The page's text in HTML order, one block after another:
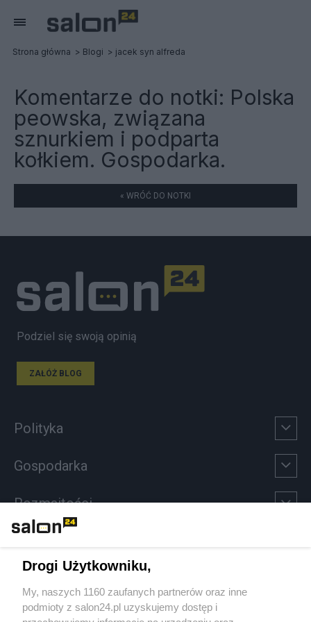
Strona główna Blogi jacek syn alfreda
Komentarze do notki: Polska
peowska, związana
sznurkiem i podparta
kołkiem. Gospodarka.
« WRÓĆ DO NOTKI
Podziel się swoją opinią
ZAŁÓŻ BLOG
Polityka
Gospodarka
Rozmaitości
Sport
Społeczeństwo
Drogi Użytkowniku,
My, naszych 1160 zaufanych partnerów oraz inne
podmioty z salon24.pl uzyskujemy dostęp i